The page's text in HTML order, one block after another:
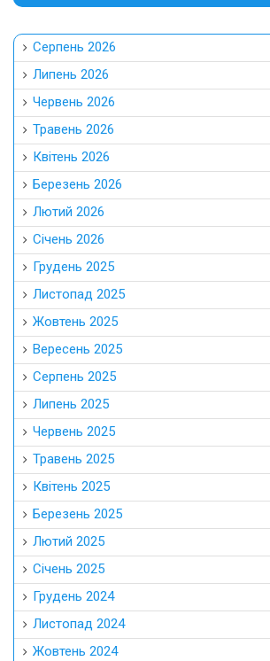
Серпень 2026
Липень 2026
Червень 2026
Травень 2026
Квітень 2026
Березень 2026
Лютий 2026
Січень 2026
Грудень 2025
Листопад 2025
Жовтень 2025
Вересень 2025
Серпень 2025
Липень 2025
Червень 2025
Травень 2025
Квітень 2025
Березень 2025
Лютий 2025
Січень 2025
Грудень 2024
Листопад 2024
Жовтень 2024